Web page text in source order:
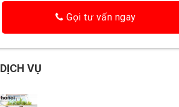
Gọi tư vấn ngay
DỊCH VỤ